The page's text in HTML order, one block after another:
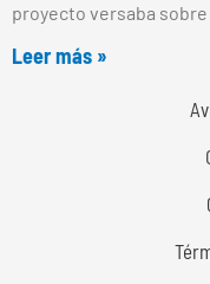
proyecto versaba sobre
Leer más »